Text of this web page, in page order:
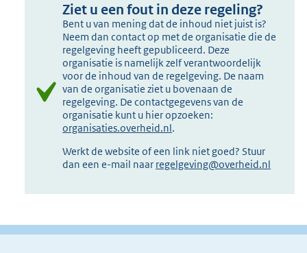
Ziet u een fout in deze regeling?
Bent u van mening dat de inhoud niet juist is?
Neem dan contact op met de organisatie die de
regelgeving heeft gepubliceerd. Deze
organisatie is namelijk zelf verantwoordelijk
voor de inhoud van de regelgeving. De naam
van de organisatie ziet u bovenaan de
regelgeving. De contactgegevens van de
organisatie kunt u hier opzoeken:
organisaties.overheid.nl.
Werkt de website of een link niet goed? Stuur
dan een e-mail naar regelgeving@overheid.nl